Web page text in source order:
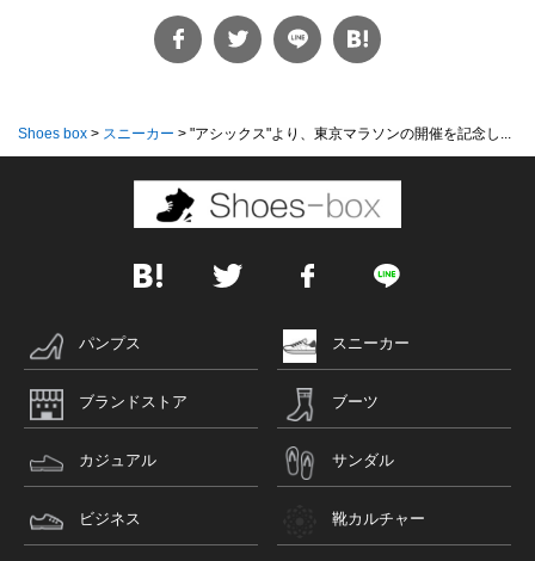
Shoes box > スニーカー > "アシックス"より、東京マラソンの開催を記念し...
パンプス スニーカー
ブランドストア ブーツ
カジュアル サンダル
ビジネス 靴カルチャー